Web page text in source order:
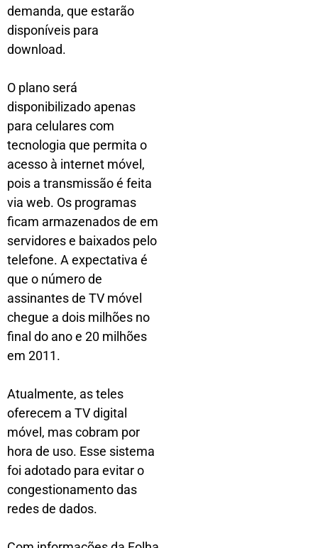
demanda, que estarão
disponíveis para
download.
O plano será
disponibilizado apenas
para celulares com
tecnologia que permita o
acesso à internet móvel,
pois a transmissão é feita
via web. Os programas
ficam armazenados de em
servidores e baixados pelo
telefone. A expectativa é
que o número de
assinantes de TV móvel
chegue a dois milhões no
final do ano e 20 milhões
em 2011.
Atualmente, as teles
oferecem a TV digital
móvel, mas cobram por
hora de uso. Esse sistema
foi adotado para evitar o
congestionamento das
redes de dados.